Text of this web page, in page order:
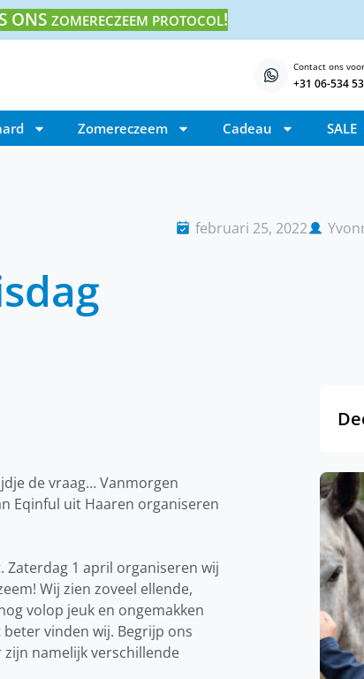
ONS ZOMERECZEEM PROTOCOL!
Contact ons
+31 06-534
Zomereczeem Cadeau SALE
februari 25, 2022
de vraag… Vanmorgen
Eqinful uit Haaren organiseren
Zaterdag 1 april organiseren wij
Wij zien zoveel ellende,
volop jeuk en ongemakken
vinden wij. Begrijp ons
namelijk verschillende